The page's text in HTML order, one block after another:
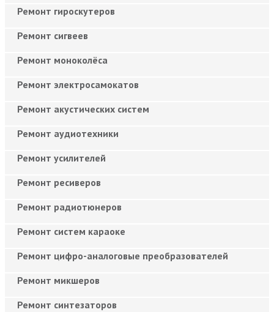
Ремонт гироскутеров
Ремонт сигвеев
Ремонт моноколёса
Ремонт электросамокатов
Ремонт акустических систем
Ремонт аудиотехники
Ремонт усилителей
Ремонт ресиверов
Ремонт радиотюнеров
Ремонт систем караоке
Ремонт цифро-аналоговые преобразователей
Ремонт микшеров
Ремонт синтезаторов